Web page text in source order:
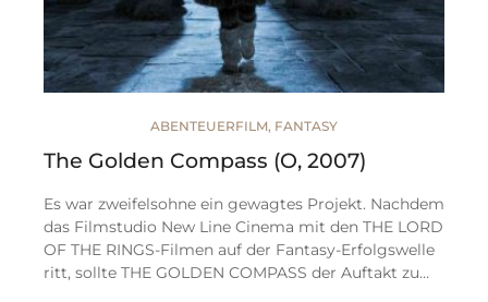
ABENTEUERFILM, FANTASY
The Golden Compass (O, 2007)
Es war zweifelsohne ein gewagtes Projekt. Nachdem
das Filmstudio New Line Cinema mit den THE LORD
OF THE RINGS-Filmen auf der Fantasy-Erfolgswelle
ritt, sollte THE GOLDEN COMPASS der Auftakt zu…